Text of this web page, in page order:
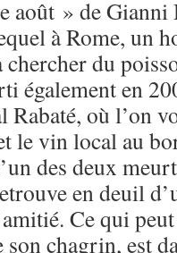
août » de
à Rome, un
chercher du
également en
Rabaté, où l’on
le vin local au
des deux
en deuil
Ce qui
son chagrin, est